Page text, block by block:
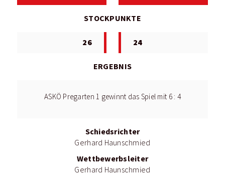
STOCKPUNKTE
26 24
ERGEBNIS
ASKÖ Pregarten 1 gewinnt das Spiel mit 6 : 4
Schiedsrichter
Gerhard Haunschmied
Wettbewerbsleiter
Gerhard Haunschmied